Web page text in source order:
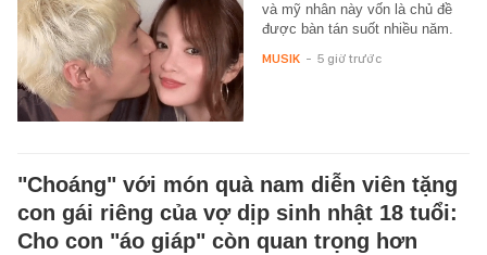
và mỹ nhân này vốn là chủ đề
được bàn tán suốt nhiều năm.
MUSIK - 5 giờ trước
"Choáng" với món quà nam diễn viên tặng
con gái riêng của vợ dịp sinh nhật 18 tuổi:
Cho con "áo giáp" còn quan trọng hơn